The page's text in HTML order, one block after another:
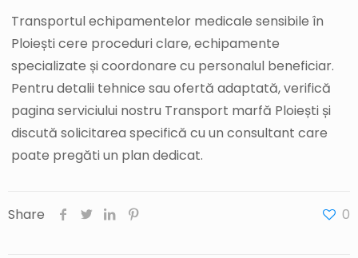
Transportul echipamentelor medicale sensibile în
Ploiești cere proceduri clare, echipamente
specializate și coordonare cu personalul beneficiar.
Pentru detalii tehnice sau ofertă adaptată, verifică
pagina serviciului nostru Transport marfă Ploiești și
discută solicitarea specifică cu un consultant care
poate pregăti un plan dedicat.
Share 0